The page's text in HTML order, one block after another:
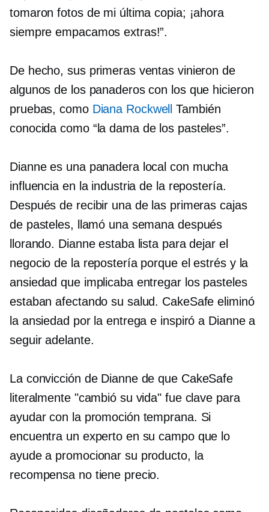
tomaron fotos de mi última copia; ¡ahora
siempre empacamos extras!”.
De hecho, sus primeras ventas vinieron de
algunos de los panaderos con los que hicieron
pruebas, como Diana Rockwell También
conocida como “la dama de los pasteles”.
Dianne es una panadera local con mucha
influencia en la industria de la repostería.
Después de recibir una de las primeras cajas
de pasteles, llamó una semana después
llorando. Dianne estaba lista para dejar el
negocio de la repostería porque el estrés y la
ansiedad que implicaba entregar los pasteles
estaban afectando su salud. CakeSafe eliminó
la ansiedad por la entrega e inspiró a Dianne a
seguir adelante.
La convicción de Dianne de que CakeSafe
literalmente "cambió su vida" fue clave para
ayudar con la promoción temprana. Si
encuentra un experto en su campo que lo
ayude a promocionar su producto, la
recompensa no tiene precio.